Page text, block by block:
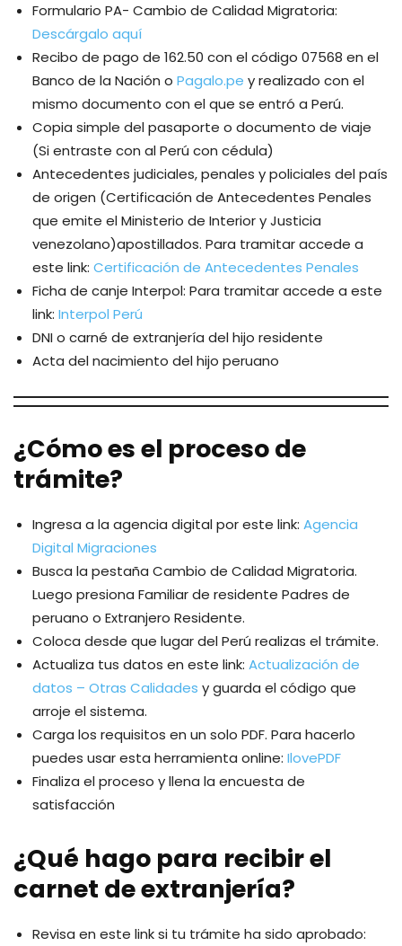
Formulario PA- Cambio de Calidad Migratoria:
Descárgalo aquí
Recibo de pago de 162.50 con el código 07568 en el
Banco de la Nación o Pagalo.pe y realizado con el
mismo documento con el que se entró a Perú.
Copia simple del pasaporte o documento de viaje
(Si entraste con al Perú con cédula)
Antecedentes judiciales, penales y policiales del país
de origen (Certificación de Antecedentes Penales
que emite el Ministerio de Interior y Justicia
venezolano)apostillados. Para tramitar accede a
este link: Certificación de Antecedentes Penales
Ficha de canje Interpol: Para tramitar accede a este
link: Interpol Perú
DNI o carné de extranjería del hijo residente
Acta del nacimiento del hijo peruano
¿Cómo es el proceso de
trámite?
Ingresa a la agencia digital por este link: Agencia
Digital Migraciones
Busca la pestaña Cambio de Calidad Migratoria.
Luego presiona Familiar de residente Padres de
peruano o Extranjero Residente.
Coloca desde que lugar del Perú realizas el trámite.
Actualiza tus datos en este link: Actualización de
datos – Otras Calidades y guarda el código que
arroje el sistema.
Carga los requisitos en un solo PDF. Para hacerlo
puedes usar esta herramienta online: IlovePDF
Finaliza el proceso y llena la encuesta de
satisfacción
¿Qué hago para recibir el
carnet de extranjería?
Revisa en este link si tu trámite ha sido aprobado: